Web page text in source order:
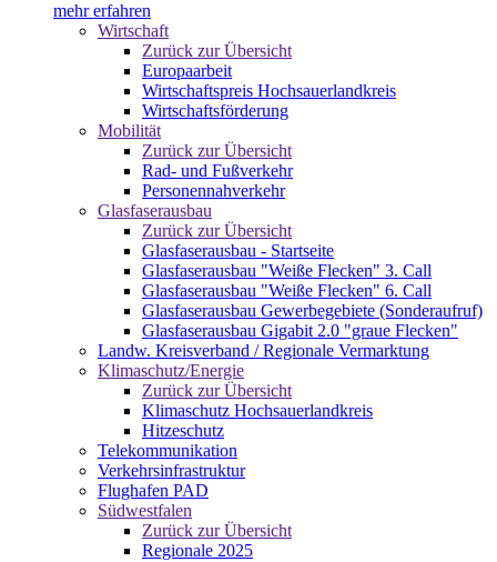
mehr erfahren
Wirtschaft
Zurück zur Übersicht
Europaarbeit
Wirtschaftspreis Hochsauerlandkreis
Wirtschaftsförderung
Mobilität
Zurück zur Übersicht
Rad- und Fußverkehr
Personennahverkehr
Glasfaserausbau
Zurück zur Übersicht
Glasfaserausbau - Startseite
Glasfaserausbau "Weiße Flecken" 3. Call
Glasfaserausbau "Weiße Flecken" 6. Call
Glasfaserausbau Gewerbegebiete (Sonderaufruf)
Glasfaserausbau Gigabit 2.0 "graue Flecken"
Landw. Kreisverband / Regionale Vermarktung
Klimaschutz/Energie
Zurück zur Übersicht
Klimaschutz Hochsauerlandkreis
Hitzeschutz
Telekommunikation
Verkehrsinfrastruktur
Flughafen PAD
Südwestfalen
Zurück zur Übersicht
Regionale 2025